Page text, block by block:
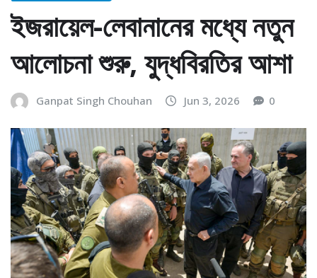
ইজরায়েল-লেবানানের মধ্যে নতুন
আলোচনা শুরু, যুদ্ধবিরতির আশা
Ganpat Singh Chouhan Jun 3, 2026 0